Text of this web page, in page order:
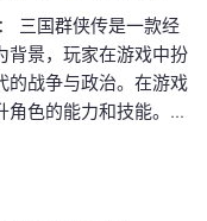
三国群侠传是一款经
背景，玩家在游戏中扮
的战争与政治。在游戏
角色的能力和技能。...